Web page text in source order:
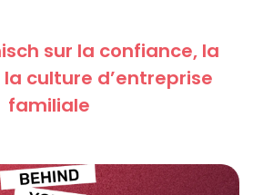
sur la confiance, la
culture d’entreprise
familiale